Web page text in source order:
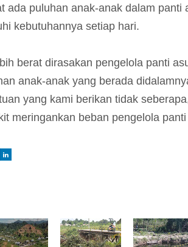
ada puluhan anak-anak dalam panti
kebutuhannya setiap hari.
berat dirasakan pengelola panti
anak-anak yang berada
yang kami berikan tidak
meringankan beban pengelola